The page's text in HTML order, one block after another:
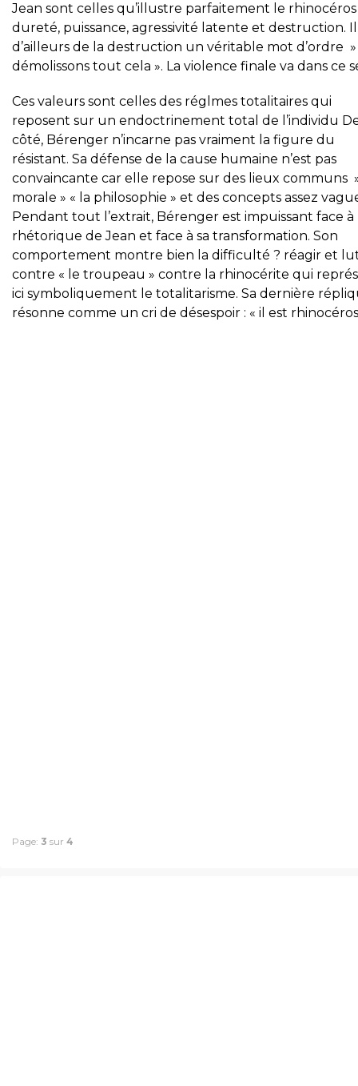
Jean sont celles qu’illustre parfaitement le rhinocéros
dureté, puissance, agressivité latente et destruction.
d’ailleurs de la destruction un véritable mot d’ordre »
démolissons tout cela ». La violence finale va dans ce
Ces valeurs sont celles des réglmes totalitaires qui
reposent sur un endoctrinement total de l’individu
côté, Bérenger n’incarne pas vraiment la figure du
résistant. Sa défense de la cause humaine n’est pas
convaincante car elle repose sur des lieux communs
morale » « la philosophie » et des concepts assez
Pendant tout l’extrait, Bérenger est impuissant face à
rhétorique de Jean et face à sa transformation. Son
comportement montre bien la difficulté ? réagir et
contre « le troupeau » contre la rhinocérite qui
ici symboliquement le totalitarisme. Sa dernière
résonne comme un cri de désespoir : « il est
Page: 3 sur 4